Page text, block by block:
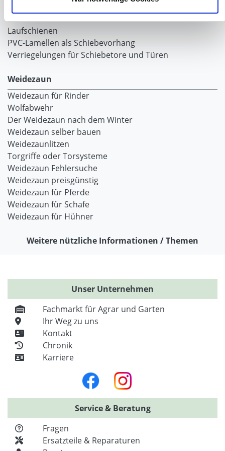
Produkte für die Landwirtschaft
Laufschienen
PVC-Lamellen als Schiebevorhang
Verriegelungen für Schiebetore und Türen
Weidezaun
Weidezaun für Rinder
Wolfabwehr
Der Weidezaun nach dem Winter
Weidezaun selber bauen
Weidezaunlitzen
Torgriffe oder Torsysteme
Weidezaun Fehlersuche
Weidezaun preisgünstig
Weidezaun für Pferde
Weidezaun für Schafe
Weidezaun für Hühner
Weitere nützliche Informationen / Themen
Unser Unternehmen
Fachmarkt für Agrar und Garten
Ihr Weg zu uns
Kontakt
Chronik
Karriere
Service & Beratung
Fragen
Ersatzteile & Reparaturen